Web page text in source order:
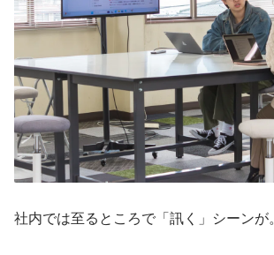
社内では至るところで「訊く」シーンが。